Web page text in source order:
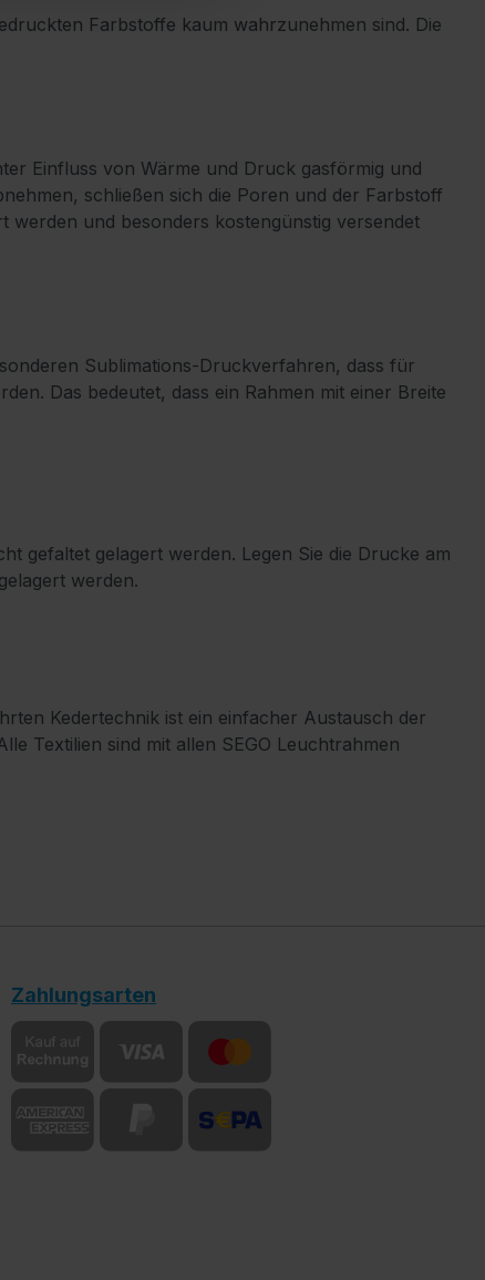
Farbstoffe kaum wahrzunehmen sind. Die
Einfluss von Wärme und Druck gasförmig und
schließen sich die Poren und der Farbstoff
und besonders kostengünstig versendet
Sublimations-Druckverfahren, dass für
Das bedeutet, dass ein Rahmen mit einer Breite
gefaltet gelagert werden. Legen Sie die Drucke am
werden.
Kedertechnik ist ein einfacher Austausch der
Textilien sind mit allen SEGO Leuchtrahmen
Zahlungsarten